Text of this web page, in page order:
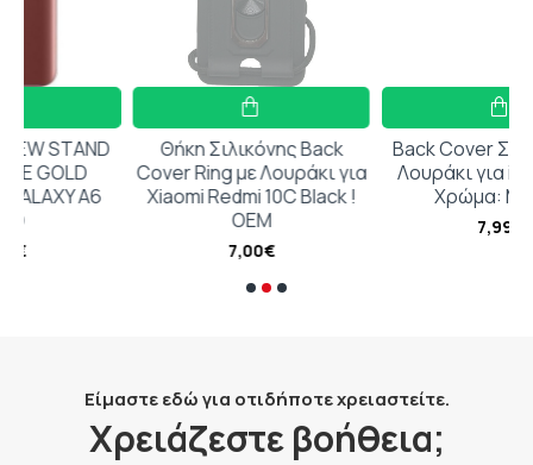
Θήκη Σιλικόνης Back
Cover Ring με Λουράκι για
Xiaomi Redmi 10C Black !
Back Cover Σιλικόνης με
Λουράκι για iPhone 15 -
Χρώμα: Μαύρο
Είμαστε εδώ για οτιδήποτε χρειαστείτε.
Χρειάζεστε βοήθεια;